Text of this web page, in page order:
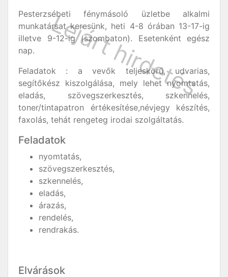
Pesterzsébeti fénymásoló üzletbe alkalmi
munkatársat keresünk, heti 4-8 órában 13-17-ig
illetve 9-12-ig (szombaton). Esetenként egész
nap.
Feladatok : a vevők teljeskörű, udvarias,
segítőkész kiszolgálása, mely lehet nyomtatás,
eladás, szövegszerkesztés, szkennelés,
toner/tintapatron értékesítése,névjegy készítés,
faxolás, tehát rengeteg irodai szolgáltatás.
Feladatok
nyomtatás,
szövegszerkesztés,
szkennelés,
eladás,
árazás,
rendelés,
rendrakás.
Elvárások